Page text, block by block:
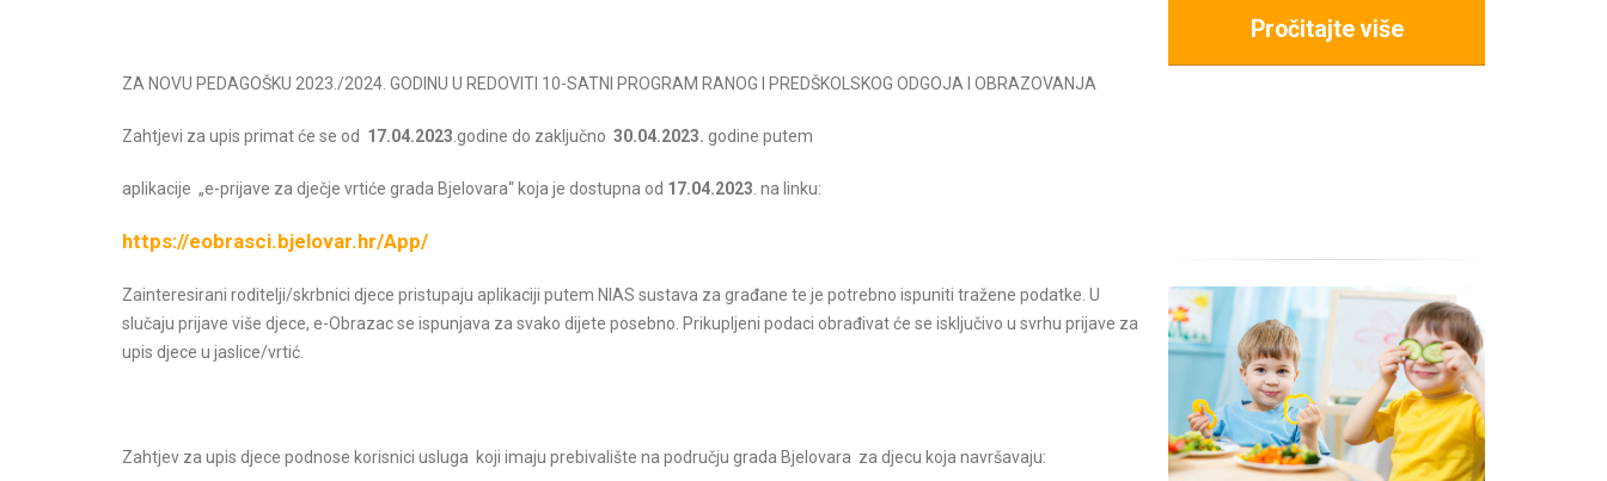
ZA NOVU PEDAGOŠKU 2023./2024. GODINU U REDOVITI 10-SATNI PROGRAM RANOG I PREDŠKOLSKOG ODGOJA I OBRAZOVANJA
Zahtjevi za upis primat će se od 17.04.2023 .godine do zaključno 30.04.2023. godine putem
aplikacije „e-prijave za dječje vrtiće grada Bjelovara“ koja je dostupna od 17.04.2023 . na linku:
https://eobrasci.bjelovar.hr/App/
Zainteresirani roditelji/skrbnici djece pristupaju aplikaciji putem NIAS sustava za građane te je potrebno ispuniti tražene podatke. U
slučaju prijave više djece, e-Obrazac se ispunjava za svako dijete posebno. Prikupljeni podaci obrađivat će se isključivo u svrhu prijave za
upis djece u jaslice/vrtić.
Zahtjev za upis djece podnose korisnici usluga koji imaju prebivalište na području grada Bjelovara za djecu koja navršavaju:
Pročitajte više Pročitajte više
Pročitajte više